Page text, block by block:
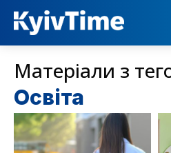
Матеріали з
Освіта